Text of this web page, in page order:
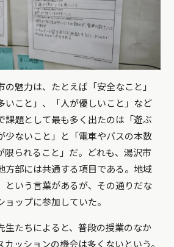
の魅力は、たとえば「安全なこと」
いこと」、「人が優しいこと」など
課題として最も多く出たのは「遊ぶ
少ないこと」と「電車やバスの本数
限られること」だ。どれも、湯沢市
方部には共通する項目である。地域
という言葉があるが、その通りだな
ョップに参加していた。
生たちによると、普段の授業のなか
ッションの機会は多くないという。